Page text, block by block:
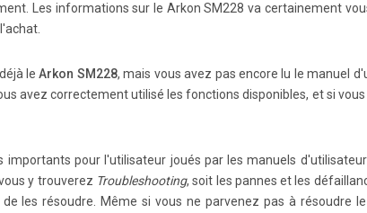
Les informations sur le Arkon SM228 va certainement
leArkon SM228, mais vous avez pas encore lu le manuel
avez correctement utilisé les fonctions disponibles, et si
importants pour l'utilisateur joués par les manuels
y trouverez Troubleshooting, soit les pannes et les
les résoudre. Même si vous ne parvenez pas à résoudre